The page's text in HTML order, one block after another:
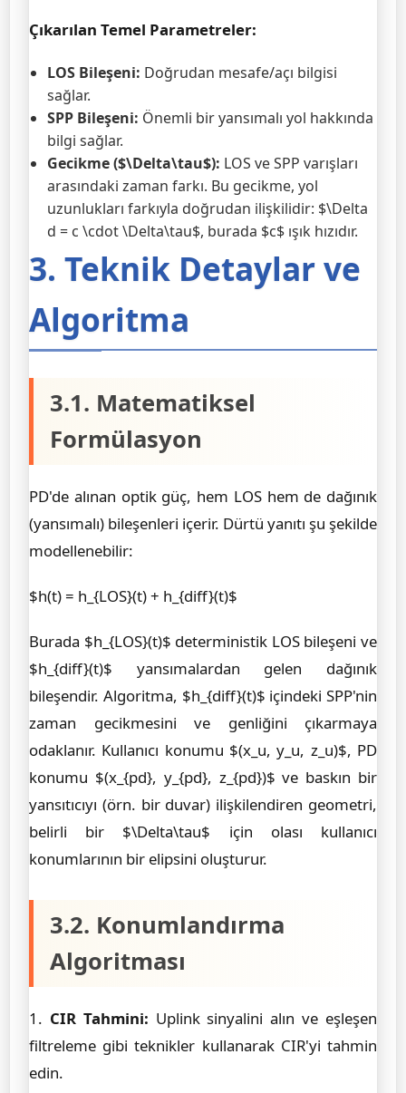
Çıkarılan Temel Parametreler:
LOS Bileşeni: Doğrudan mesafe/açı bilgisi
sağlar.
SPP Bileşeni: Önemli bir yansımalı yol hakkında
bilgi sağlar.
Gecikme ($\Delta\tau$): LOS ve SPP varışları
arasındaki zaman farkı. Bu gecikme, yol
uzunlukları farkıyla doğrudan ilişkilidir: $\Delta
d = c \cdot \Delta\tau$, burada $c$ ışık hızıdır.
3. Teknik Detaylar ve
Algoritma
3.1. Matematiksel
Formülasyon
PD'de alınan optik güç, hem LOS hem de dağınık
(yansımalı) bileşenleri içerir. Dürtü yanıtı şu şekilde
modellenebilir:
$h(t) = h_{LOS}(t) + h_{diff}(t)$
Burada $h_{LOS}(t)$ deterministik LOS bileşeni ve
$h_{diff}(t)$ yansımalardan gelen dağınık
bileşendir. Algoritma, $h_{diff}(t)$ içindeki SPP'nin
zaman gecikmesini ve genliğini çıkarmaya
odaklanır. Kullanıcı konumu $(x_u, y_u, z_u)$, PD
konumu $(x_{pd}, y_{pd}, z_{pd})$ ve baskın bir
yansıtıcıyı (örn. bir duvar) ilişkilendiren geometri,
belirli bir $\Delta\tau$ için olası kullanıcı
konumlarının bir elipsini oluşturur.
3.2. Konumlandırma
Algoritması
1. CIR Tahmini: Uplink sinyalini alın ve eşleşen
filtreleme gibi teknikler kullanarak CIR'yi tahmin
edin.